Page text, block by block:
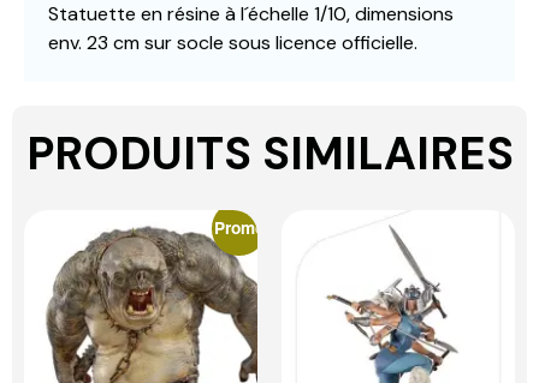
Statuette en résine à l´échelle 1/10, dimensions
env. 23 cm sur socle sous licence officielle.
PRODUITS SIMILAIRES
Promo